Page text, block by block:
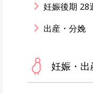
妊娠後期 28
出産・分娩
妊娠・出